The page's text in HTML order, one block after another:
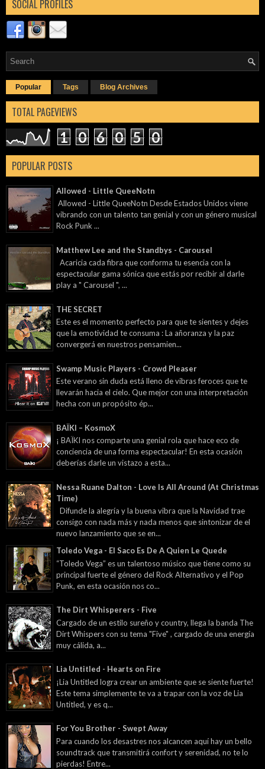
SOCIAL PROFILES
Popular Tags Blog Archives
TOTAL PAGEVIEWS
1 0 6 0 5 0
POPULAR POSTS
Allowed - Little QueeNotn
Allowed - Little QueeNotn Desde Estados Unidos viene
vibrando con un talento tan genial y con un género musical
Rock Punk ...
Matthew Lee and the Standbys - Carousel
Acaricia cada fibra que conforma tu esencia con la
espectacular gama sónica que estás por recibir al darle
play a " Carousel ", ...
THE SECRET
Este es el momento perfecto para que te sientes y dejes
que la emotividad te consuma : La añoranza y la paz
convergerá en nuestros pensamien...
Swamp Music Players - Crowd Pleaser
Este verano sin duda está lleno de vibras feroces que te
llevarán hacia el cielo. Que mejor con una interpretación
hecha con un propósito ép...
BAÏKI – KosmoX
¡ BAÏKI nos comparte una genial rola que hace eco de
conciencia de una forma espectacular! En esta ocasión
deberías darle un vistazo a esta...
Nessa Ruane Dalton - Love Is All Around (At Christmas
Time)
Difunde la alegría y la buena vibra que la Navidad trae
consigo con nada más y nada menos que sintonizar de el
nuevo lanzamiento que se en...
Toledo Vega - El Saco Es De A Quien Le Quede
“Toledo Vega” es un talentoso músico que tiene como su
principal fuerte el género del Rock Alternativo y el Pop
Punk, en esta ocasión nos co...
The Dirt Whisperers - Five
Cargado de un estilo sureño y country, llega la banda The
Dirt Whispers con su tema "Five" , cargado de una energía
muy cálida, a...
Lia Untitled - Hearts on Fire
¡Lia Untitled logra crear un ambiente que se siente fuerte!
Este tema simplemente te va a trapar con la voz de Lia
Untitled, y es q...
For You Brother - Swept Away
Para cuando los desastres nos alcancen aquí hay un bello
soundtrack que transmitirá confort y serenidad, no te lo
pierdas! Entre...